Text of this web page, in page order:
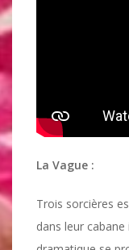
La Vague :
Trois sorcières
dans leur